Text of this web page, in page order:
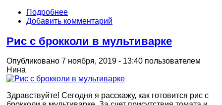
Подробнее
Добавить комментарий
Рис с брокколи в мультиварке
Опубликовано 7 ноября, 2019 - 13:40 пользователем
Нина
Здравствуйте! Сегодня я расскажу, как готовится рис с